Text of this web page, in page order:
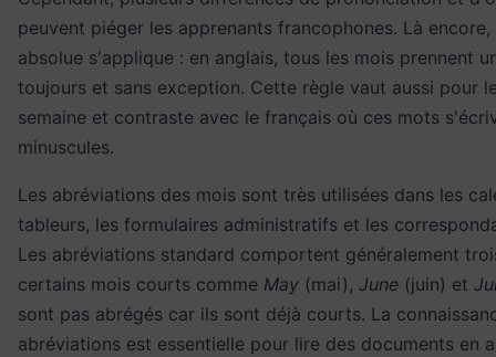
peuvent piéger les apprenants francophones. Là encore,
absolue s'applique : en anglais, tous les mois prennent
toujours et sans exception. Cette règle vaut aussi pour
semaine et contraste avec le français où ces mots
minuscules.
Les abréviations des mois sont très utilisées dans les
tableurs, les formulaires administratifs et les
Les abréviations standard comportent généralement
certains mois courts comme May (mai), June (juin) et
sont pas abrégés car ils sont déjà courts. La
abréviations est essentielle pour lire des documents en